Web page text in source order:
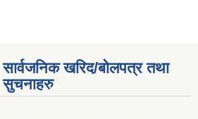
सार्वजनिक खरिद/बोलपत्र तथा
सुचनाहरु